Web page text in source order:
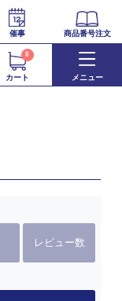
催事 商品番号注文
カート
0
メニュー
レビュー数